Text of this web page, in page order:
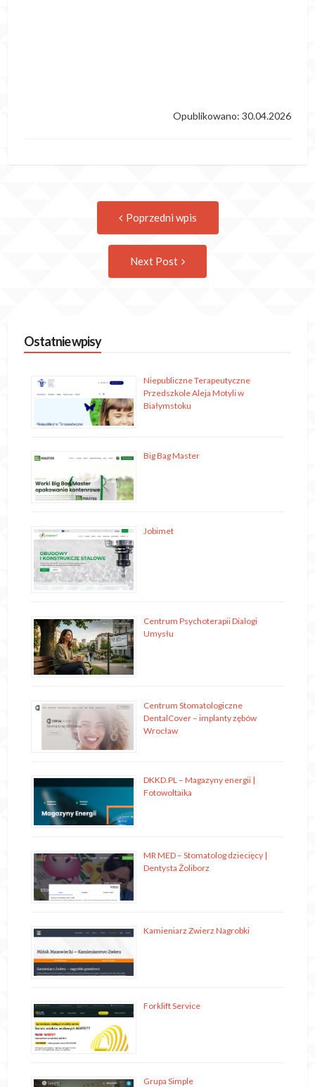
Opublikowano: 30.04.2026
navigation
Poprzedni wpis
Next Post
Ostatnie wpisy
Niepubliczne Terapeutyczne
Przedszkole Aleja Motyli w
Białymstoku
Big Bag Master
Jobimet
Centrum Psychoterapii Dialogi
Umysłu
Centrum Stomatologiczne
DentalCover – implanty zębów
Wrocław
DKKD.PL – Magazyny energii |
Fotowoltaika
MR MED – Stomatolog dziecięcy |
Dentysta Żoliborz
Kamieniarz Zwierz Nagrobki
Forklift Service
Grupa Simple